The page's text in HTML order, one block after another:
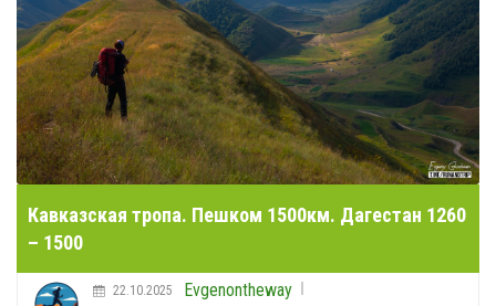
Кавказская тропа. Пешком 1500км. Дагестан 1260
– 1500
Evgenontheway
22.10.2025